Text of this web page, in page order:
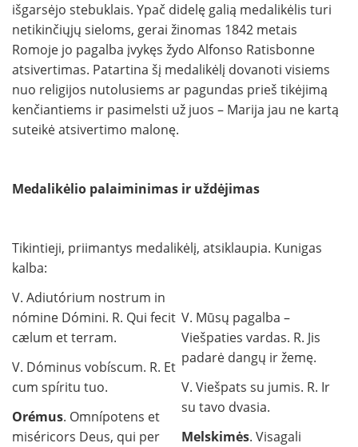
išgarsėjo stebuklais. Ypač didelę galią medalikėlis turi
netikinčiųjų sieloms, gerai žinomas 1842 metais
Romoje jo pagalba įvykęs žydo Alfonso Ratisbonne
atsivertimas. Patartina šį medalikėlį dovanoti visiems
nuo religijos nutolusiems ar pagundas prieš tikėjimą
kenčiantiems ir pasimelsti už juos – Marija jau ne kartą
suteikė atsivertimo malonę.
Medalikėlio palaiminimas ir uždėjimas
Tikintieji, priimantys medalikėlį, atsiklaupia. Kunigas
kalba:
V. Adiutórium nostrum in
nómine Dómini. R. Qui fecit
cælum et terram.
V. Dóminus vobíscum. R. Et
cum spíritu tuo.
Orémus. Omnípotens et
miséricors Deus, qui per
V. Mūsų pagalba –
Viešpaties vardas. R. Jis
padarė dangų ir žemę.
V. Viešpats su jumis. R. Ir
su tavo dvasia.
Melskimės. Visagali